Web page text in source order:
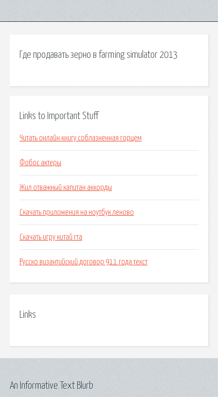
Где продавать зерно в farming simulator 2013
Links to Important Stuff
Читать онлайн книгу соблазненная горцем
Фобос актеры
Жил отважный капитан аккорды
Скачать приложения на ноутбук леново
Скачать игру китай гта
Русско византийский договор 911 года текст
Links
An Informative Text Blurb